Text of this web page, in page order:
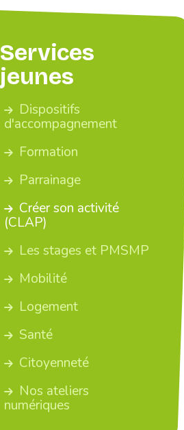
Services
jeunes
Dispositifs
d'accompagnement
Formation
Parrainage
Créer son activité
(CLAP)
Les stages et PMSMP
Mobilité
Logement
Santé
Citoyenneté
Nos ateliers
numériques